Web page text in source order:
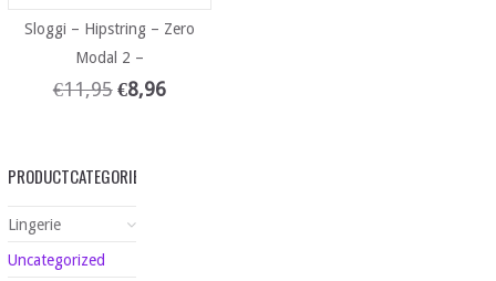
Sloggi – Hipstring – Zero
Modal 2 –
€11,95 €8,96
PRODUCTCATEGORIEËN
Lingerie
Uncategorized